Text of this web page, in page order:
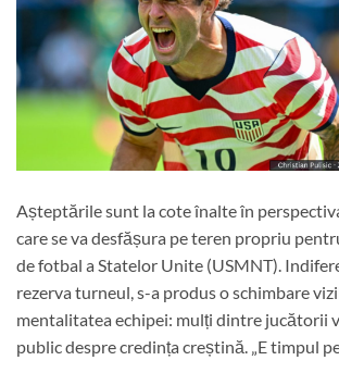
Așteptările sunt la cote înalte în
care se va desfășura pe teren propriu
de fotbal a Statelor Unite (USMNT).
rezerva turneul, s-a produs o schimbare
mentalitatea echipei: mulți dintre jucătorii
public despre credința creștină. „E timpul